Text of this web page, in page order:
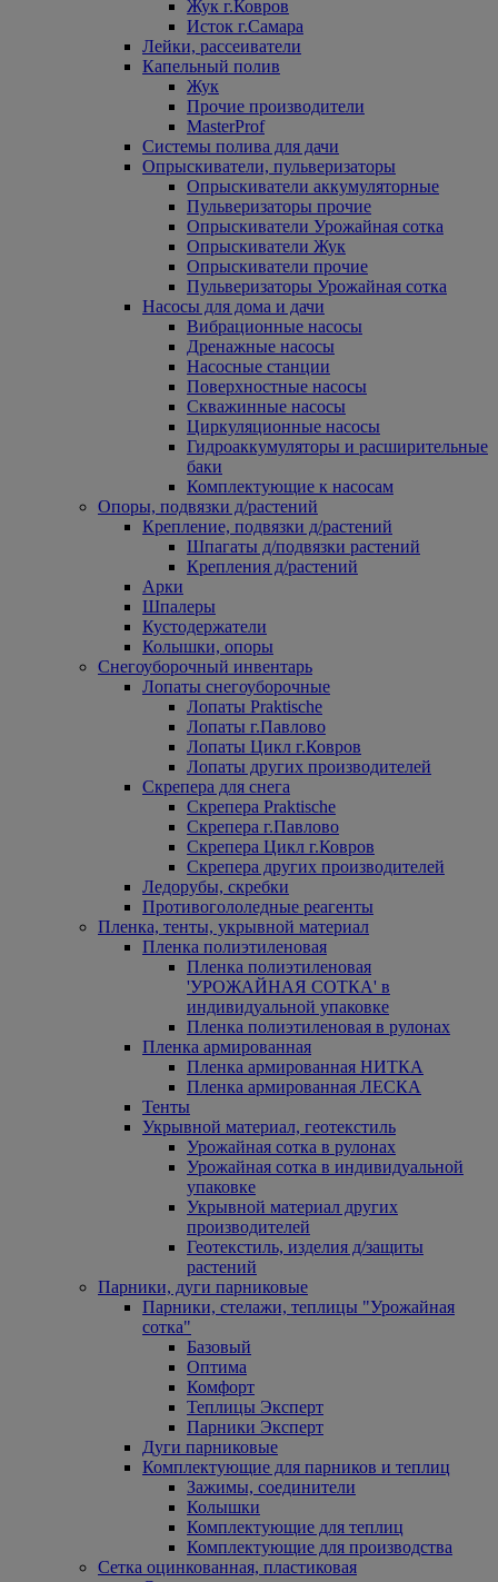
Жук г.Ковров
Исток г.Самара
Лейки, рассеиватели
Капельный полив
Жук
Прочие производители
MasterProf
Системы полива для дачи
Опрыскиватели, пульверизаторы
Опрыскиватели аккумуляторные
Пульверизаторы прочие
Опрыскиватели Урожайная сотка
Опрыскиватели Жук
Опрыскиватели прочие
Пульверизаторы Урожайная сотка
Насосы для дома и дачи
Вибрационные насосы
Дренажные насосы
Насосные станции
Поверхностные насосы
Скважинные насосы
Циркуляционные насосы
Гидроаккумуляторы и расширительные
баки
Комплектующие к насосам
Опоры, подвязки д/растений
Крепление, подвязки д/растений
Шпагаты д/подвязки растений
Крепления д/растений
Арки
Шпалеры
Кустодержатели
Колышки, опоры
Снегоуборочный инвентарь
Лопаты снегоуборочные
Лопаты Praktische
Лопаты г.Павлово
Лопаты Цикл г.Ковров
Лопаты других производителей
Скрепера для снега
Скрепера Praktische
Скрепера г.Павлово
Скрепера Цикл г.Ковров
Скрепера других производителей
Ледорубы, скребки
Противогололедные реагенты
Пленка, тенты, укрывной материал
Пленка полиэтиленовая
Пленка полиэтиленовая
'УРОЖАЙНАЯ СОТКА' в
индивидуальной упаковке
Пленка полиэтиленовая в рулонах
Пленка армированная
Пленка армированная НИТКА
Пленка армированная ЛЕСКА
Тенты
Укрывной материал, геотекстиль
Урожайная сотка в рулонах
Урожайная сотка в индивидуальной
упаковке
Укрывной материал других
производителей
Геотекстиль, изделия д/защиты
растений
Парники, дуги парниковые
Парники, стелажи, теплицы "Урожайная
сотка"
Базовый
Оптима
Комфорт
Теплицы Эксперт
Парники Эксперт
Дуги парниковые
Комплектующие для парников и теплиц
Зажимы, соединители
Колышки
Комплектующие для теплиц
Комплектующие для производства
Сетка оцинкованная, пластиковая